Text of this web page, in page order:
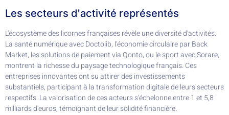
Les secteurs d'activité représentés
L'écosystème des licornes françaises révèle une diversité d'activités.
La santé numérique avec Doctolib, l'économie circulaire par Back
Market, les solutions de paiement via Qonto, ou le sport avec Sorare,
montrent la richesse du paysage technologique français. Ces
entreprises innovantes ont su attirer des investissements
substantiels, participant à la transformation digitale de leurs secteurs
respectifs. La valorisation de ces acteurs s'échelonne entre 1 et 5,8
milliards d'euros, témoignant de leur solidité financière.